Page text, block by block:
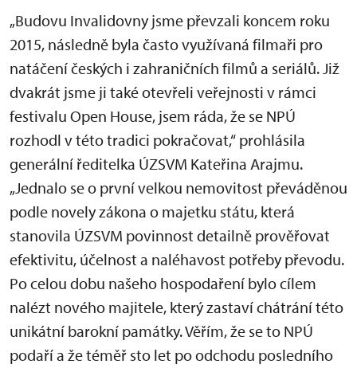
„Budovu Invalidovny jsme převzali koncem roku
2015, následně byla často využívaná filmaři pro
natáčení českých i zahraničních filmů a seriálů. Již
dvakrát jsme ji také otevřeli veřejnosti v rámci
festivalu Open House, jsem ráda, že se NPÚ
rozhodl v této tradici pokračovat,“ prohlásila
generální ředitelka ÚZSVM Kateřina Arajmu.
„Jednalo se o první velkou nemovitost převáděnou
podle novely zákona o majetku státu, která
stanovila ÚZSVM povinnost detailně prověřovat
efektivitu, účelnost a naléhavost potřeby převodu.
Po celou dobu našeho hospodaření bylo cílem
nalézt nového majitele, který zastaví chátrání této
unikátní barokní památky. Věřím, že se to NPÚ
podaří a že téměř sto let po odchodu posledního